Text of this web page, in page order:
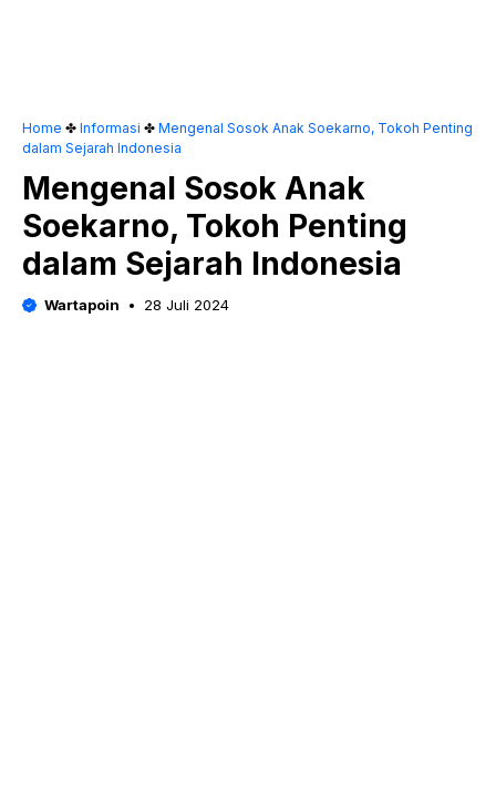
Home ✤ Informasi ✤ Mengenal Sosok Anak Soekarno, Tokoh Penting
dalam Sejarah Indonesia
Mengenal Sosok Anak
Soekarno, Tokoh Penting
dalam Sejarah Indonesia
Wartapoin 28 Juli 2024